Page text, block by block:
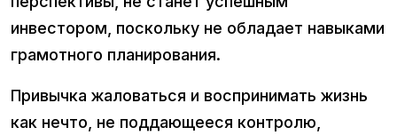
инвестором, поскольку не обладает навыками
грамотного планирования.
Привычка жаловаться и воспринимать жизнь
как нечто, не поддающееся контролю,